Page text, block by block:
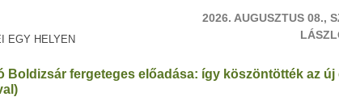
EGY HELYEN
2026. AUGUSZTUS 08.,
Boldizsár fergeteges előadása: így köszöntötték az új